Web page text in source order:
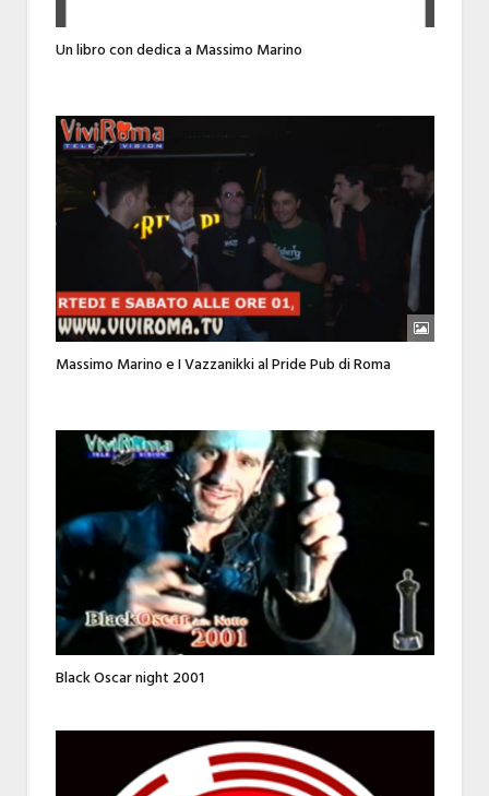
Un libro con dedica a Massimo Marino
Massimo Marino e I Vazzanikki al Pride Pub di Roma
Black Oscar night 2001